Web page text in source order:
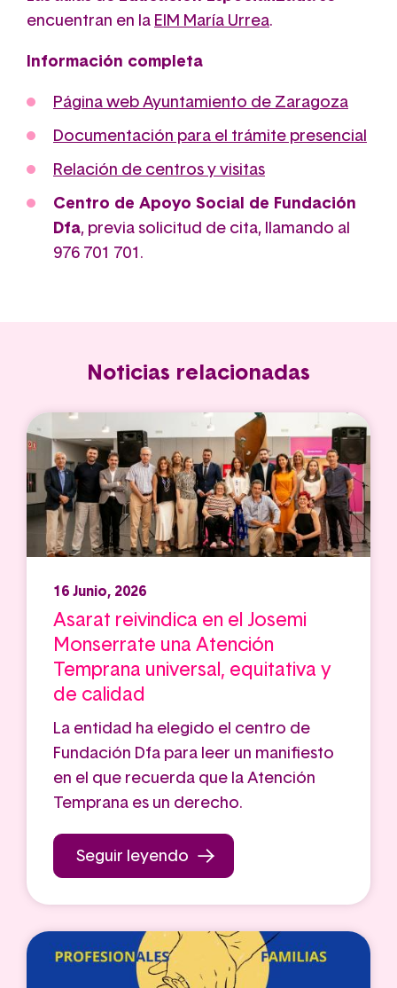
encuentran en la EIM María Urrea.
Información completa
Página web Ayuntamiento de Zaragoza
Documentación para el trámite presencial
Relación de centros y visitas
Centro de Apoyo Social de Fundación
Dfa, previa solicitud de cita, llamando al
976 701 701.
Noticias relacionadas
16 Junio, 2026
Asarat reivindica en el Josemi
Monserrate una Atención
Temprana universal, equitativa y
de calidad
La entidad ha elegido el centro de
Fundación Dfa para leer un manifiesto
en el que recuerda que la Atención
Temprana es un derecho.
Seguir leyendo